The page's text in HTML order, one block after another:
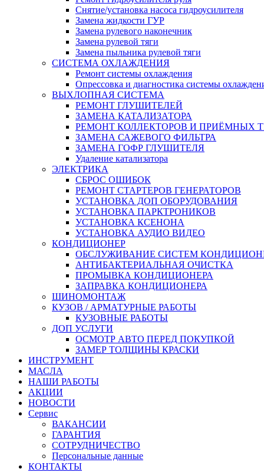
Снятие/установка насоса гидроусилителя
Замена жидкости ГУР
Замена рулевого наконечник
Замена рулевой тяги
Замена пыльника рулевой тяги
СИСТЕМА ОХЛАЖДЕНИЯ
Ремонт системы охлаждения
Опрессовка и диагностика системы
ВЫХЛОПНАЯ СИСТЕМА
РЕМОНТ ГЛУШИТЕЛЕЙ
ЗАМЕНА КАТАЛИЗАТОРА
РЕМОНТ КОЛЛЕКТОРОВ И ПРИЁМНЫХ
ЗАМЕНА САЖЕВОГО ФИЛЬТРА
ЗАМЕНА ГОФР ГЛУШИТЕЛЯ
Удаление катализатора
ЭЛЕКТРИКА
СБРОС ОШИБОК
РЕМОНТ СТАРТЕРОВ ГЕНЕРАТОРОВ
УСТАНОВКА ДОП ОБОРУДОВАНИЯ
УСТАНОВКА ПАРКТРОНИКОВ
УСТАНОВКА КСЕНОНА
УСТАНОВКА АУДИО ВИДЕО
КОНДИЦИОНЕР
ОБСЛУЖИВАНИЕ СИСТЕМ
АНТИБАКТЕРИАЛЬНАЯ ОЧИСТКА
ПРОМЫВКА КОНДИЦИОНЕРА
ЗАПРАВКА КОНДИЦИОНЕРА
ШИНОМОНТАЖ
КУЗОВ / АРМАТУРНЫЕ РАБОТЫ
КУЗОВНЫЕ РАБОТЫ
ДОП УСЛУГИ
ОСМОТР АВТО ПЕРЕД ПОКУПКОЙ
ЗАМЕР ТОЛЩИНЫ КРАСКИ
ИНСТРУМЕНТ
МАСЛА
НАШИ РАБОТЫ
АКЦИИ
НОВОСТИ
Сервис
ВАКАНСИИ
ГАРАНТИЯ
СОТРУДНИЧЕСТВО
Персональные данные
КОНТАКТЫ